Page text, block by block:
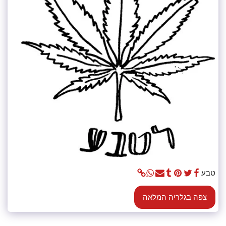
טבע
צפה בגלריה המלאה